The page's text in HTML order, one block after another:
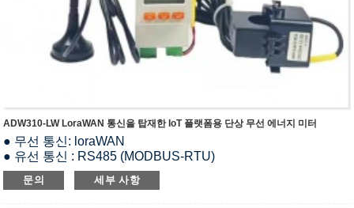
ADW310-LW LoraWAN 통신을 탑재한 IoT 플랫폼용 단상 무선 에너지 미터
● 무선 통신: loraWAN
● 유선 통신 : RS485 (MODBUS-RTU)
● 정격전압 : 220~264Vac LN
● 정격 전류 : 20(100)A AC (CT 페어 사용 시)
문의 세부 사항